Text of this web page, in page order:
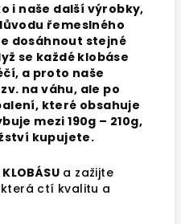
i naše další výrobky,
řemeslného
dosáhnout stejné
se každé klobáse
a proto naše
na váhu, ale po
které obsahuje
mezi 190g – 210g,
kupujete.
a zažijte
ctí kvalitu a